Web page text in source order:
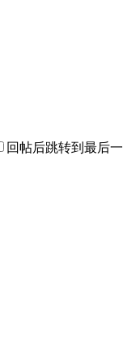
回帖后跳转到最后